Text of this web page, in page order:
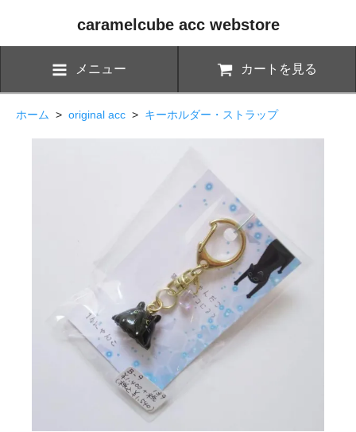
caramelcube acc webstore
メニュー カートを見る
ホーム > original acc > キーホルダー・ストラップ